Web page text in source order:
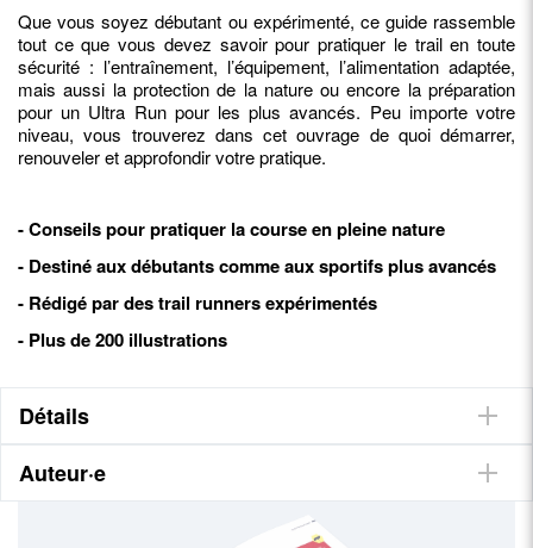
Que vous soyez débutant ou expérimenté, ce guide rassemble
tout ce que vous devez savoir pour pratiquer le trail en toute
sécurité : l’entraînement, l’équipement, l’alimentation adaptée,
mais aussi la protection de la nature ou encore la préparation
pour un Ultra Run pour les plus avancés. Peu importe votre
niveau, vous trouverez dans cet ouvrage de quoi démarrer,
renouveler et approfondir votre pratique.
- Conseils pour pratiquer la course en pleine nature
- Destiné aux débutants comme aux sportifs plus avancés
- Rédigé par des trail runners expérimentés
- Plus de 200 illustrations
Détails
Auteur·e